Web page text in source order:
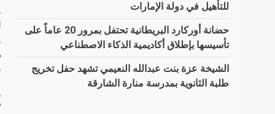
للتأهيل في دولة الإمارات
حضانة أوركارد البريطانية تحتفل بمرور 20 عاماً على
تأسيسها بإطلاق أكاديمية الذكاء الاصطناعي
الشيخة عزة بنت عبدالله النعيمي تشهد حفل تخريج
طلبة الثانوية بمدرسة منارة الشارقة